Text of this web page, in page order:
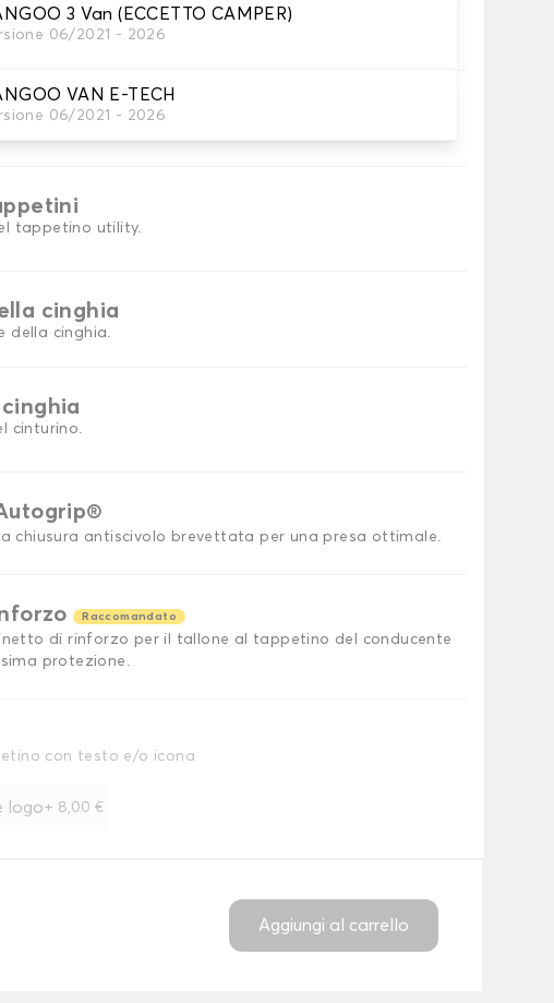
3 Van (ECCETTO CAMPER)
06/2021 - 2026
VAN E-TECH
06/2021 - 2026
tappetini auto
tappetino utility.
cinghia
della cinghia.
cinturino.
chiusura antiscivolo brevettata per una presa ottimale.
Raccomandato
di rinforzo per il tallone al tappetino del conducente
protezione.
con testo e/o icona
logo+ 8,00 €
Aggiungi al carrello